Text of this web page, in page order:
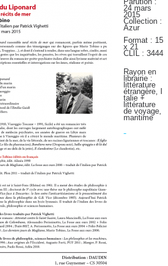
24 mars
2015
Collection :
Azur
Format : 15
x 21
CLIL : 3444
Rayon en
librairie :
littérature
étrangère,
talie +
littérature
de voyage,
maritime